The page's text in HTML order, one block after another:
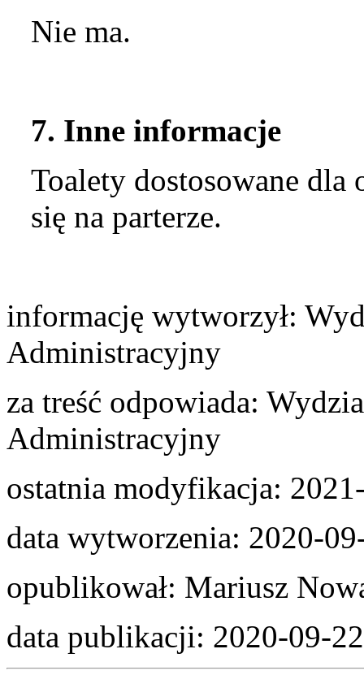
Nie ma.
7. Inne informacje
Toalety dostosowane dla
się na parterze.
informację wytworzył:
Administracyjny
za treść odpowiada:
Administracyjny
ostatnia modyfikacja:
data wytworzenia: 2020-
opublikował: Mariusz
data publikacji: 2020-09-22